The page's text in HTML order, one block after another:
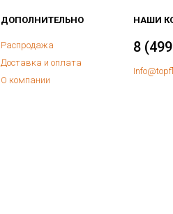
ДОПОЛНИТЕЛЬНО
Распродажа
Доставка и оплата
О компании
НАШИ
8